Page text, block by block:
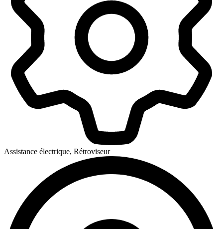
Assistance électrique, Rétroviseur